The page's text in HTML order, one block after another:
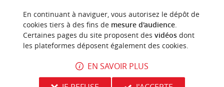
sous le nom de Palais Rohan, est l' un des
monuments les plus ...
133 m - Bordeaux
Centre National
Documentation ...
En continuant à naviguer, vous autorisez le dépôt de
cookies tiers à des fins de mesure d'audience.
Certaines pages du site proposent des vidéosdont
les plateformes déposent également des cookies.
EN SAVOIR PLUS